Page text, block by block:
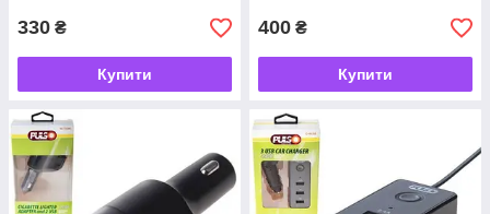
330 ₴
Купити
400 ₴
Купити